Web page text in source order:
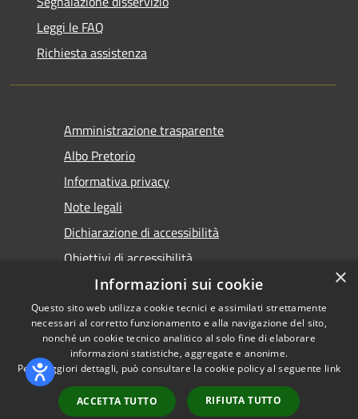
Leggi le FAQ
Richiesta assistenza
Amministrazione trasparente
Albo Pretorio
Informativa privacy
Note legali
Dichiarazione di accessibilità
Obiettivi di accessibilità
RSS
Accessibilità
Copyright © 2026 • Comune di
Torremaggiore • Powered by
Municipium•
Accesso
×
Informazioni sui cookie
Questo sito web utilizza cookie tecnici e assimilati strettamente
necessari al corretto funzionamento e alla navigazione del sito,
nonché un cookie tecnico analitico al solo fine di elaborare
informazioni statistiche, aggregate e anonime.
Per maggiori dettagli, può consultare la cookie policy al seguente link
ACCETTA TUTTO RIFIUTA TUTTO
Premi Escape per chiudere